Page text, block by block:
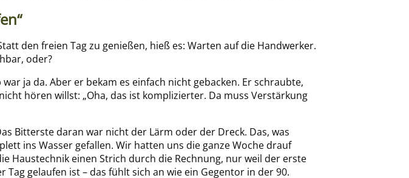
den freien Tag zu genießen, hieß es: Warten auf die Handwerker.
oder?
ja da. Aber er bekam es einfach nicht gebacken. Er schraubte,
hören willst: „Oha, das ist komplizierter. Da muss Verstärkung
Bitterste daran war nicht der Lärm oder der Dreck. Das, was
ins Wasser gefallen. Wir hatten uns die ganze Woche drauf
Haustechnik einen Strich durch die Rechnung, nur weil der erste
gelaufen ist – das fühlt sich an wie ein Gegentor in der 90.